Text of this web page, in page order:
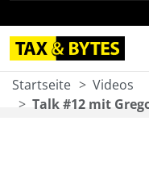
Startseite
Videos
Talk #12 mit